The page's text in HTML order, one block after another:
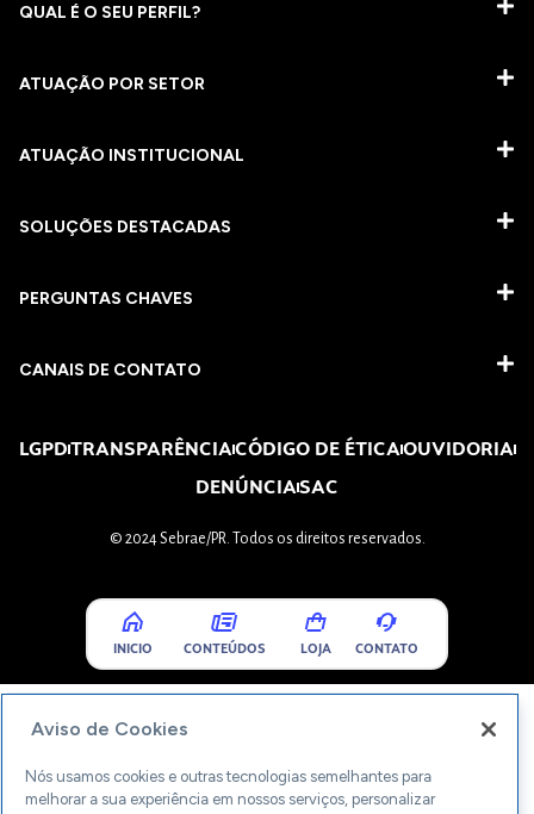
QUAL É O SEU PERFIL?
ATUAÇÃO POR SETOR
ATUAÇÃO INSTITUCIONAL
SOLUÇÕES DESTACADAS
PERGUNTAS CHAVES​
CANAIS DE CONTATO
LGPDTRANSPARÊNCIACÓDIGO DE ÉTICAOUVIDORIA
DENÚNCIASAC
© 2024 Sebrae/PR. Todos os direitos reservados.
INICIO CONTEÚDOS LOJA CONTATO
Aviso de Cookies
Nós usamos cookies e outras tecnologias semelhantes para
melhorar a sua experiência em nossos serviços, personalizar